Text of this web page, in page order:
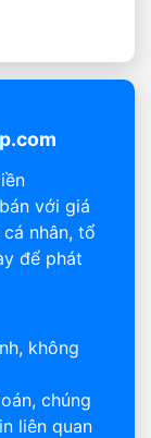
với giá
nhân, tổ
để phát
không
chúng
liên quan